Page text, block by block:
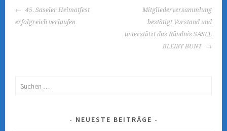
BEITRAGS-
NAVIGATION
45. Saseler Heimatfest
erfolgreich verlaufen
Mitgliederversammlung
bestätigt Vorstand und
unterstützt das Bündnis SASEL
BLEIBT BUNT
Suchen
NEUESTE BEITRÄGE